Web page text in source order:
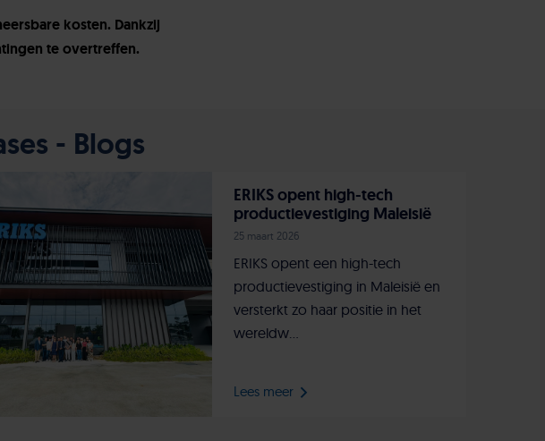
kosten. Dankzij
te overtreffen.
- Blogs
ERIKS opent high-tech
productievestiging Maleisië
25 maart 2026
ERIKS opent een high-tech
productievestiging in Maleisië en
versterkt zo haar positie in het
wereldw...
Lees meer